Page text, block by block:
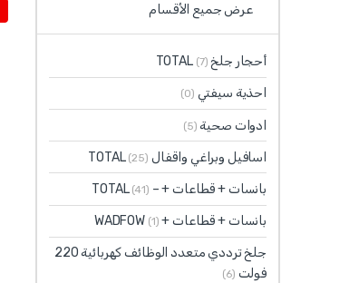
عرض جميع الأقسام
أحجار جلخ TOTAL (7)
احذية سيفتي (0)
ادوات صحية (5)
اسافيل وبراغي واقفال TOTAL (25)
بانسات + قطاعات + – TOTAL (41)
بانسات + قطاعات + WADFOW (1)
جلخ ترددي متعدد الوظائف كهربائية 220
فولت (6)